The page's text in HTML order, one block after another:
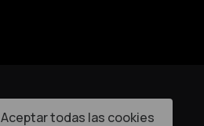
Aceptar todas las cookies